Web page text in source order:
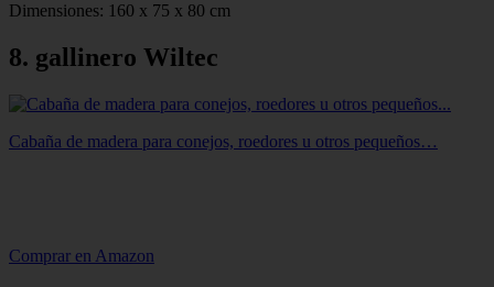
Dimensiones: 160 x 75 x 80 cm
8. gallinero Wiltec
Cabaña de madera para conejos, roedores u otros pequeños…
Comprar en Amazon